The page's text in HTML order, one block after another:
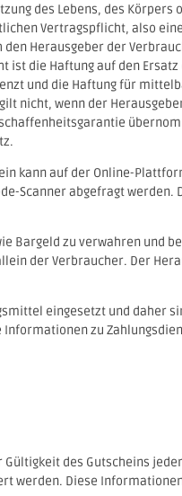
des Lebens, des Körpers
Vertragspflicht, also
Herausgeber der
ist die Haftung auf den
und die Haftung für
nicht, wenn der
kann auf der Online-
Scanner abgefragt werden.
Bargeld zu verwahren und
der Verbraucher. Der
eingesetzt und daher
zu
Gültigkeit des Gutscheins
werden. Diese